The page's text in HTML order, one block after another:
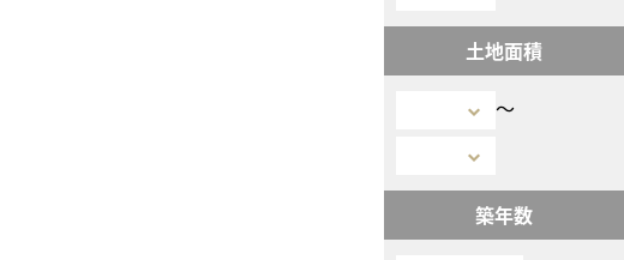
土地面積
〜
築年数